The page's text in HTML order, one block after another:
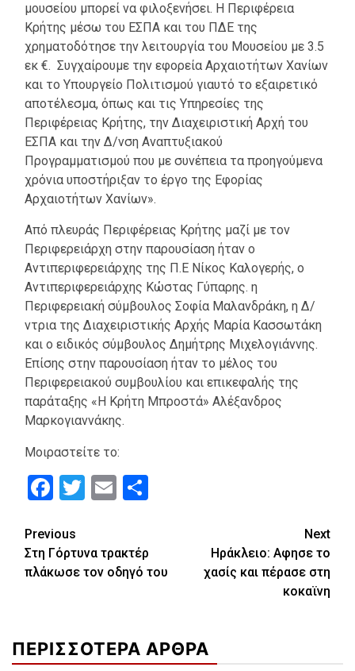
μουσείου μπορεί να φιλοξενήσει. Η Περιφέρεια
Κρήτης μέσω του ΕΣΠΑ και του ΠΔΕ της
χρηματοδότησε την λειτουργία του Μουσείου με 3.5
εκ €. Συγχαίρουμε την εφορεία Αρχαιοτήτων Χανίων
και το Υπουργείο Πολιτισμού γιαυτό το εξαιρετικό
αποτέλεσμα, όπως και τις Υπηρεσίες της
Περιφέρειας Κρήτης, την Διαχειριστική Αρχή του
ΕΣΠΑ και την Δ/νση Αναπτυξιακού
Προγραμματισμού που με συνέπεια τα προηγούμενα
χρόνια υποστήριξαν το έργο της Εφορίας
Αρχαιοτήτων Χανίων».
Από πλευράς Περιφέρειας Κρήτης μαζί με τον
Περιφερειάρχη στην παρουσίαση ήταν ο
Αντιπεριφερειάρχης της Π.Ε Νίκος Καλογερής, ο
Αντιπεριφερειάρχης Κώστας Γύπαρης. η
Περιφερειακή σύμβουλος Σοφία Μαλανδράκη, η Δ/
ντρια της Διαχειριστικής Αρχής Μαρία Κασσωτάκη
και ο ειδικός σύμβουλος Δημήτρης Μιχελογιάννης.
Επίσης στην παρουσίαση ήταν το μέλος του
Περιφερειακού συμβουλίου και επικεφαλής της
παράταξης «Η Κρήτη Μπροστά» Αλέξανδρος
Μαρκογιαννάκης.
Μοιραστείτε το:
Facebook
Twitter
Email
Continue
Reading
Previous
Στη Γόρτυνα τρακτέρ
πλάκωσε τον οδηγό του
Next
Ηράκλειο: Αφησε το
χασίς και πέρασε στη
κοκαϊνη
ΠΕΡΙΣΣΟΤΕΡΑ ΑΡΘΡΑ